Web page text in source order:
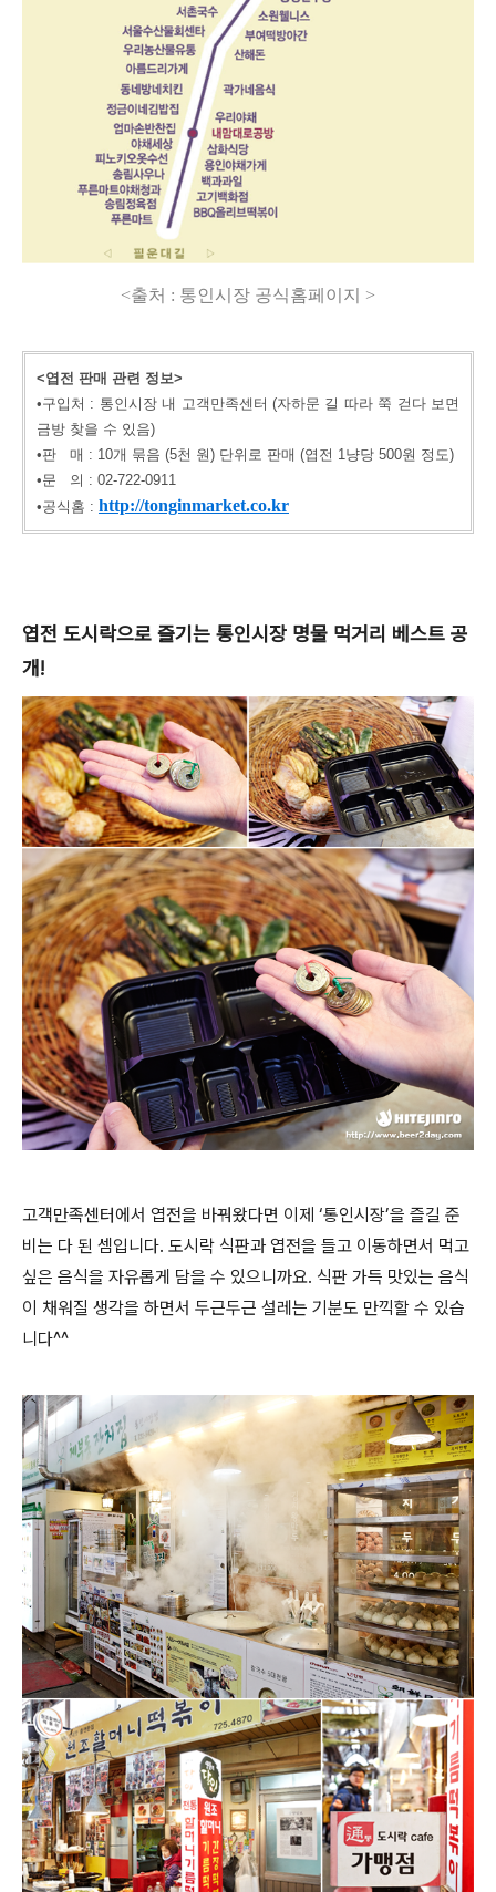
<출처 : 통인시장 공식홈페이지 >
<엽전 판매 관련 정보>
•구입처 : 통인시장 내 고객만족센터 (자하문 길 따라 쭉 걷다 보면
금방 찾을 수 있음)
•판 매 : 10개 묶음 (5천 원) 단위로 판매 (엽전 1냥당 500원 정도)
•문 의 : 02-722-0911
•공식홈 : http://tonginmarket.co.kr
엽전 도시락으로 즐기는 통인시장 명물 먹거리 베스트 공
개!
고객만족센터에서 엽전을 바꿔왔다면 이제 ‘통인시장’을 즐길 준
비는 다 된 셈입니다. 도시락 식판과 엽전을 들고 이동하면서 먹고
싶은 음식을 자유롭게 담을 수 있으니까요. 식판 가득 맛있는 음식
이 채워질 생각을 하면서 두근두근 설레는 기분도 만끽할 수 있습
니다^^